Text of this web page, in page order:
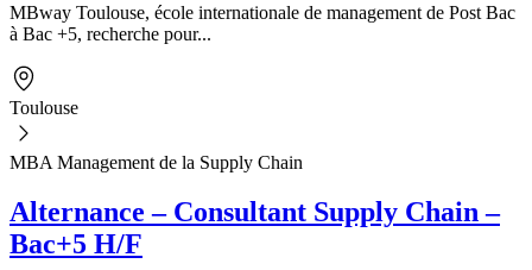
MBway Toulouse, école internationale de management de Post Bac
à Bac +5, recherche pour...
Toulouse
MBA Management de la Supply Chain
Alternance – Consultant Supply Chain –
Bac+5 H/F